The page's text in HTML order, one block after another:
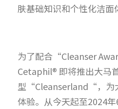
肤基础知识和个性化洁面
为了配合“Cleanser
Cetaphil® 即将推出大马
型“Cleanserland“，为
体验。从今天起至2024